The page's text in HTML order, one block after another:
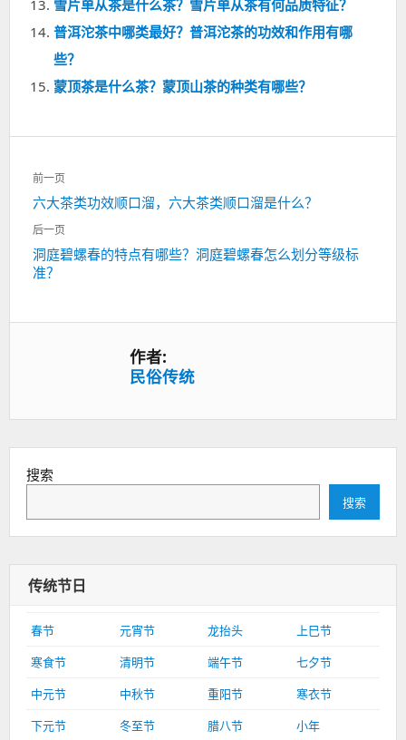
雪片单从茶是什么茶？雪片单从茶有何品质特征？
普洱沱茶中哪类最好？普洱沱茶的功效和作用有哪
些？
蒙顶茶是什么茶？蒙顶山茶的种类有哪些？
文
章
导
航
前一页
上
一
六大茶类功效顺口溜，六大茶类顺口溜是什么？
后一页
下
一
洞庭碧螺春的特点有哪些？洞庭碧螺春怎么划分等级标
准？
作者:
民俗传统
搜索
搜索
传统节日
春节 元宵节 龙抬头
上巳节
寒食节
清明节 端午节
七夕节
中元节
中秋节 重阳节
寒衣节
下元节
冬至节 腊八节
小年